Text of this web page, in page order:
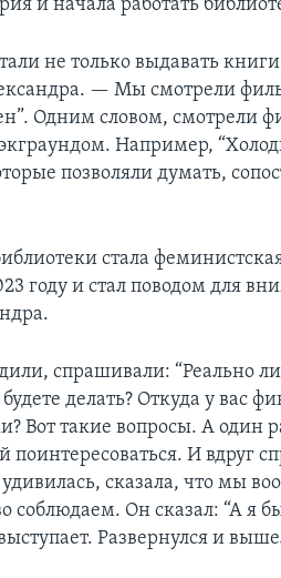
и начала работать
не только выдавать
— Мы смотрели
Одним словом, смотрели
Например,
позволяли думать,
стала
году и стал поводом для
спрашивали: “Реально
делать? Откуда у вас
Вот такие вопросы. А один
И вдруг
сказала, что мы
соблюдаем. Он сказал: “А я
Развернулся и